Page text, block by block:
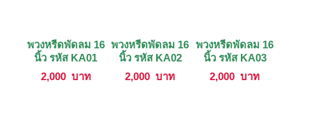
พวงหรีดพัดลม 16
นิ้ว รหัส KA01
2,000 บาท
พวงหรีดพัดลม 16
นิ้ว รหัส KA02
2,000 บาท
พวงหรีดพัดลม 16
นิ้ว รหัส KA03
2,000 บาท